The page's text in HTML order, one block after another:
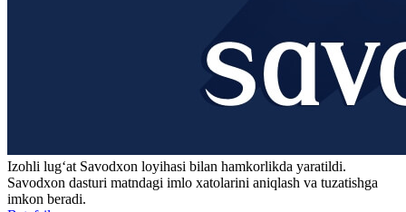
Izohli lugʻat Savodxon loyihasi bilan hamkorlikda yaratildi.
Savodxon dasturi matndagi imlo xatolarini aniqlash va tuzatishga
imkon beradi.